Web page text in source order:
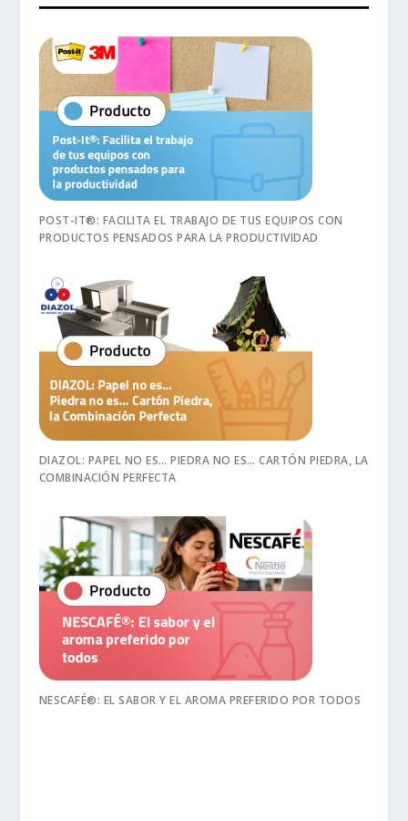
POST-IT®: FACILITA EL TRABAJO DE TUS EQUIPOS CON
PRODUCTOS PENSADOS PARA LA PRODUCTIVIDAD
DIAZOL: PAPEL NO ES… PIEDRA NO ES… CARTÓN PIEDRA, LA
COMBINACIÓN PERFECTA
NESCAFÉ®: EL SABOR Y EL AROMA PREFERIDO POR TODOS